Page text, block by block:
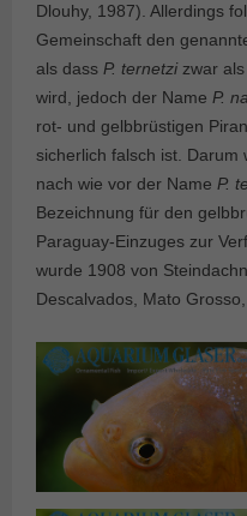
Dlouhy, 1987). Allerdings
Gemeinschaft den
als dass P. ternetzi zwar
wird, jedoch der Name P.
rot- und gelbbrüstigen
sicherlich falsch ist. Darum
nach wie vor der Name P.
Bezeichnung für den
Paraguay-Einzuges zur
wurde 1908 von
Descalvados, Mato